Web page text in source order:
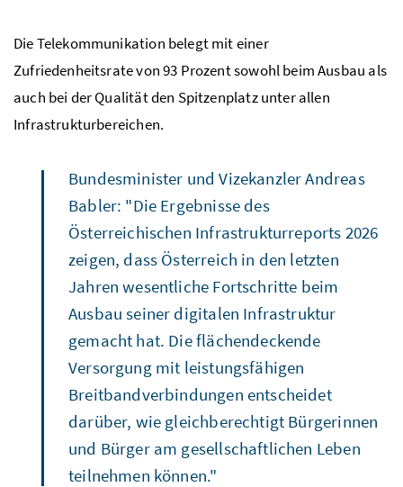
Die Telekommunikation belegt mit einer
Zufriedenheitsrate von 93 Prozent sowohl beim Ausbau als
auch bei der Qualität den Spitzenplatz unter allen
Infrastrukturbereichen.
Bundesminister und Vizekanzler Andreas
Babler: "Die Ergebnisse des
Österreichischen Infrastrukturreports 2026
zeigen, dass Österreich in den letzten
Jahren wesentliche Fortschritte beim
Ausbau seiner digitalen Infrastruktur
gemacht hat. Die flächendeckende
Versorgung mit leistungsfähigen
Breitbandverbindungen entscheidet
darüber, wie gleichberechtigt Bürgerinnen
und Bürger am gesellschaftlichen Leben
teilnehmen können."